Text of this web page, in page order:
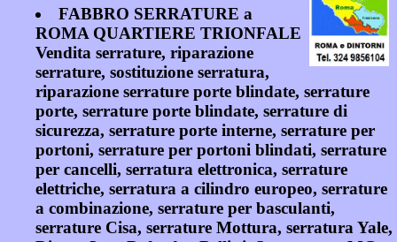
FABBRO SERRATURE a
ROMA QUARTIERE TRIONFALE
Vendita serrature, riparazione
serrature, sostituzione serratura,
riparazione serrature porte blindate, serrature
porte, serrature porte blindate, serrature di
sicurezza, serrature porte interne, serrature per
portoni, serrature per portoni blindati, serrature
per cancelli, serratura elettronica, serrature
elettriche, serratura a cilindro europeo, serrature
a combinazione, serrature per basculanti,
serrature Cisa, serrature Mottura, serratura Yale,